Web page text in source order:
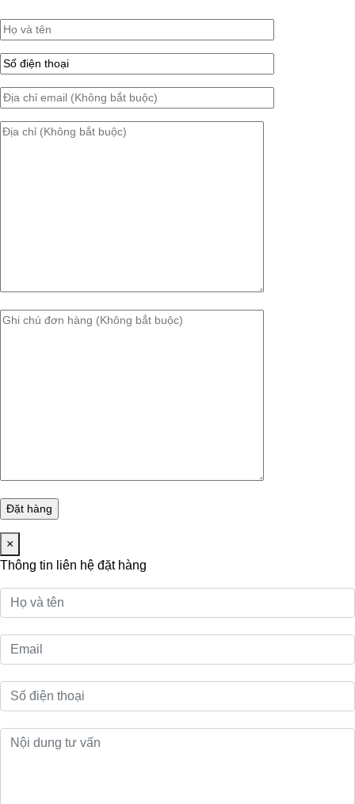
×
Thông tin liên hệ đặt hàng